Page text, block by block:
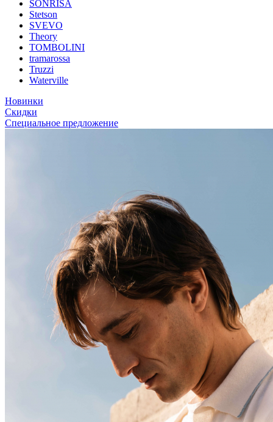
SONRISA
Stetson
SVEVO
Theory
TOMBOLINI
tramarossa
Truzzi
Waterville
Новинки
Скидки
Специальное предложение